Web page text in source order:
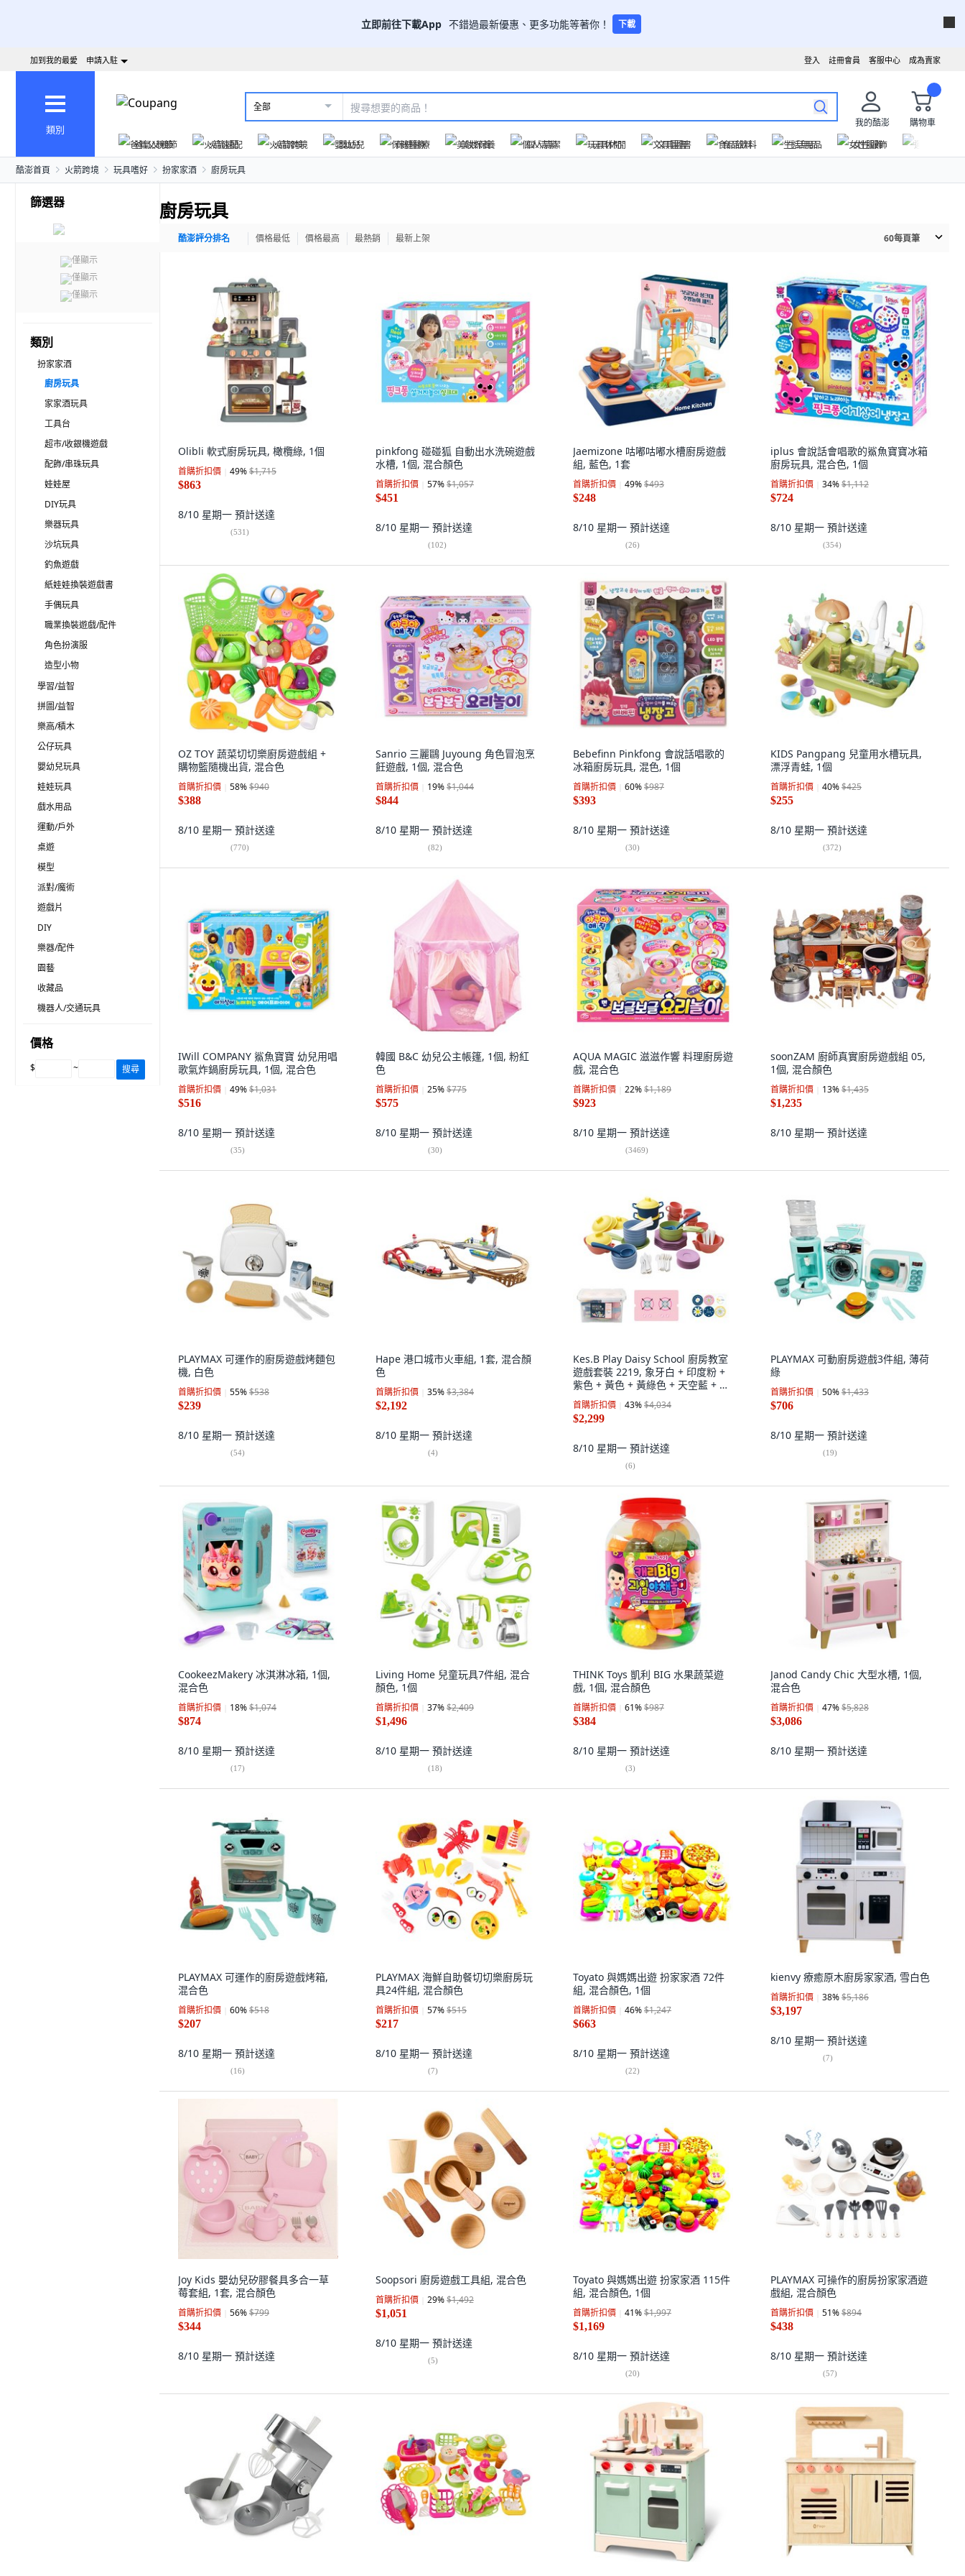
立即前往下載App 不錯過最新優惠、更多功能等著你！ 下載
成為賣家
客服中心
註冊會員
登入
加到我的最愛 申請入駐
類別
全部
我的酷澎
購物車
爸氣父親節
火箭速配 火箭跨境 嬰幼兒 保健醫療 美妝保養 個人清潔 玩具休閒 文具圖書 食品飲料 生活用品 女性服飾
酷澎首頁 火箭跨境 玩具嗜好 扮家家酒 廚房玩具
篩選器
僅顯示
僅顯示
僅顯示
類別
扮家家酒
廚房玩具
家家酒玩具
工具台
超市/收銀機遊戲
配飾/串珠玩具
娃娃屋
DIY玩具
樂器玩具
沙坑玩具
釣魚遊戲
紙娃娃換裝遊戲書
手偶玩具
職業換裝遊戲/配件
角色扮演服
造型小物
學習/益智
拼圖/益智
樂高/積木
公仔玩具
嬰幼兒玩具
娃娃玩具
戲水用品
運動/戶外
桌遊
模型
派對/魔術
遊戲片
DIY
樂器/配件
園藝
收藏品
機器人/交通玩具
價格
$ ~ 搜尋
廚房玩具
酷澎評分排名 價格最低 價格最高 最熱銷 最新上架 60每頁筆
Olibli 軟式廚房玩具, 橄欖綠, 1個
首購折扣價 49%$1,715
$863
8/10 星期一 預計送達
(531)
pinkfong 碰碰狐 自動出水洗碗遊戲
水槽, 1個, 混合顏色
首購折扣價 57%$1,057
$451
8/10 星期一 預計送達
(102)
Jaemizone 咕嘟咕嘟水槽廚房遊戲
組, 藍色, 1套
首購折扣價 49%$493
$248
8/10 星期一 預計送達
(26)
iplus 會說話會唱歌的鯊魚寶寶冰箱
廚房玩具, 混合色, 1個
首購折扣價 34%$1,112
$724
8/10 星期一 預計送達
(354)
OZ TOY 蔬菜切切樂廚房遊戲組 +
購物籃隨機出貨, 混合色
首購折扣價 58%$940
$388
8/10 星期一 預計送達
(770)
Sanrio 三麗鷗 Juyoung 角色冒泡烹
飪遊戲, 1個, 混合色
首購折扣價 19%$1,044
$844
8/10 星期一 預計送達
(82)
Bebefinn Pinkfong 會說話唱歌的
冰箱廚房玩具, 混色, 1個
首購折扣價 60%$987
$393
8/10 星期一 預計送達
(30)
KIDS Pangpang 兒童用水槽玩具,
漂浮青蛙, 1個
首購折扣價 40%$425
$255
8/10 星期一 預計送達
(372)
IWill COMPANY 鯊魚寶寶 幼兒用唱
歌氣炸鍋廚房玩具, 1個, 混合色
首購折扣價 49%$1,031
$516
8/10 星期一 預計送達
(35)
韓國 B&C 幼兒公主帳篷, 1個, 粉紅
色
首購折扣價 25%$775
$575
8/10 星期一 預計送達
(30)
AQUA MAGIC 滋滋作響 料理廚房遊
戲, 混合色
首購折扣價 22%$1,189
$923
8/10 星期一 預計送達
(3469)
soonZAM 廚師真實廚房遊戲組 05,
1個, 混合顏色
首購折扣價 13%$1,435
$1,235
8/10 星期一 預計送達
PLAYMAX 可運作的廚房遊戲烤麵包
機, 白色
首購折扣價 55%$538
$239
8/10 星期一 預計送達
(54)
Hape 港口城市火車組, 1套, 混合顏
色
首購折扣價 35%$3,384
$2,192
8/10 星期一 預計送達
(4)
Kes.B Play Daisy School 廚房教室
遊戲套裝 2219, 象牙白 + 印度粉 +
紫色 + 黃色 + 黃綠色 + 天空藍 + 海
軍藍, 1個
首購折扣價 43%$4,034
$2,299
8/10 星期一 預計送達
(6)
PLAYMAX 可動廚房遊戲3件組, 薄荷
綠
首購折扣價 50%$1,433
$706
8/10 星期一 預計送達
(19)
CookeezMakery 冰淇淋冰箱, 1個,
混合色
首購折扣價 18%$1,074
$874
8/10 星期一 預計送達
(17)
Living Home 兒童玩具7件組, 混合
顏色, 1個
首購折扣價 37%$2,409
$1,496
8/10 星期一 預計送達
(18)
THINK Toys 凱利 BIG 水果蔬菜遊
戲, 1個, 混合顏色
首購折扣價 61%$987
$384
8/10 星期一 預計送達
(3)
Janod Candy Chic 大型水槽, 1個,
混合色
首購折扣價 47%$5,828
$3,086
8/10 星期一 預計送達
PLAYMAX 可運作的廚房遊戲烤箱,
混合色
首購折扣價 60%$518
$207
8/10 星期一 預計送達
(16)
PLAYMAX 海鮮自助餐切切樂廚房玩
具24件組, 混合顏色
首購折扣價 57%$515
$217
8/10 星期一 預計送達
(7)
Toyato 與媽媽出遊 扮家家酒 72件
組, 混合顏色, 1個
首購折扣價 46%$1,247
$663
8/10 星期一 預計送達
(22)
kienvy 療癒原木廚房家家酒, 雪白色
首購折扣價 38%$5,186
$3,197
8/10 星期一 預計送達
(7)
Joy Kids 嬰幼兒矽膠餐具多合一草
莓套組, 1套, 混合顏色
首購折扣價 56%$799
$344
8/10 星期一 預計送達
Soopsori 廚房遊戲工具組, 混合色
首購折扣價 29%$1,492
$1,051
8/10 星期一 預計送達
(5)
Toyato 與媽媽出遊 扮家家酒 115件
組, 混合顏色, 1個
首購折扣價 41%$1,997
$1,169
8/10 星期一 預計送達
(20)
PLAYMAX 可操作的廚房扮家家酒遊
戲組, 混合顏色
首購折扣價 51%$894
$438
8/10 星期一 預計送達
(57)